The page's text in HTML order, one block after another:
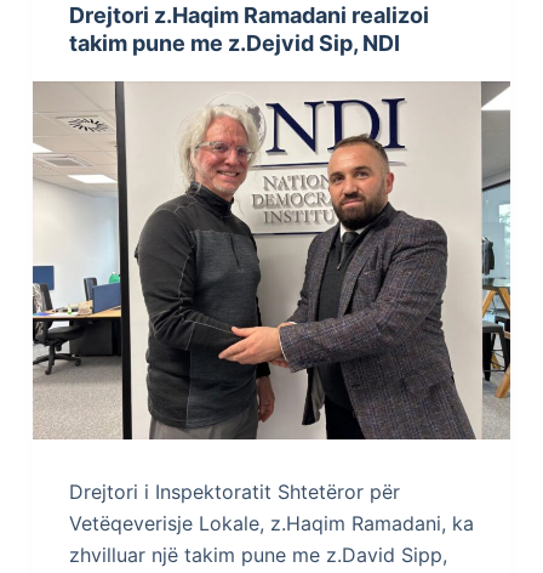
Drejtori z.Haqim Ramadani realizoi
takim pune me z.Dejvid Sip, NDI
Drejtori i Inspektoratit Shtetëror për
Vetëqeverisje Lokale, z.Haqim Ramadani, ka
zhvilluar një takim pune me z.David Sipp,